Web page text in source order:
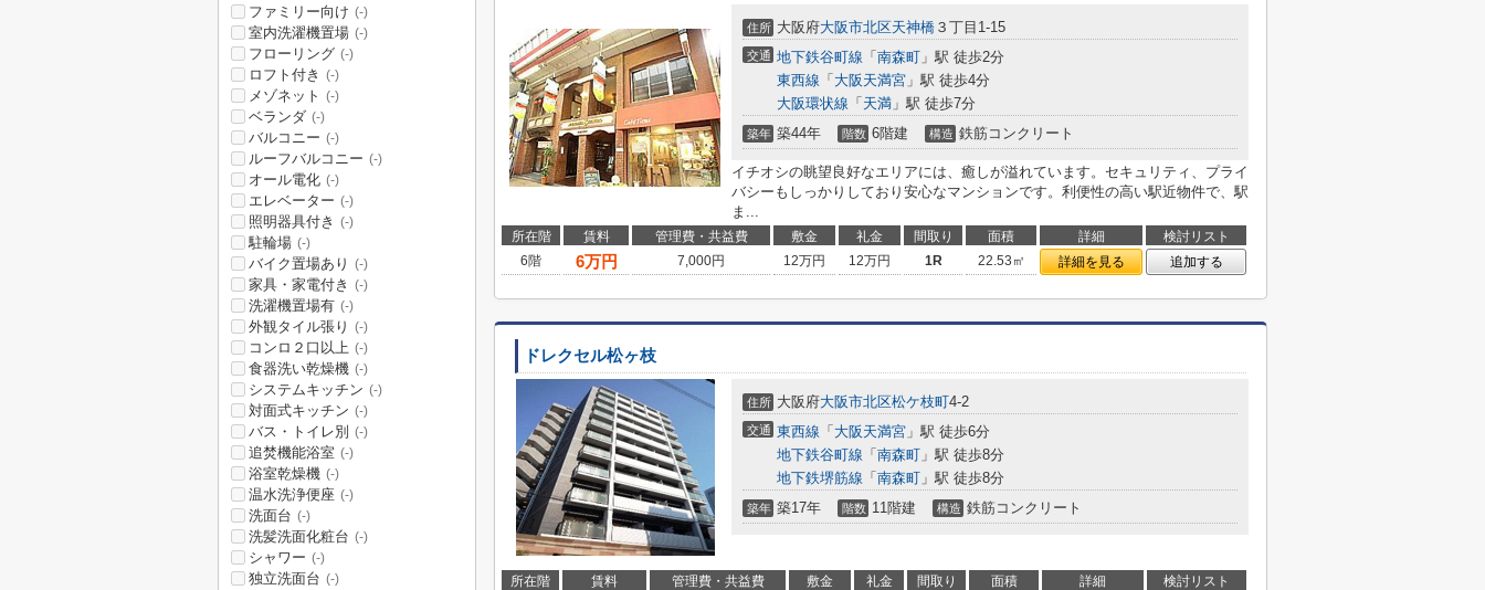
住所 大阪府大阪市北区天神橋 ３丁目1-15
交通 地下鉄谷町線 「 南森町 」駅 徒歩2分
東西線 「 大阪天満宮 」駅 徒歩4分
大阪環状線 「 天満 」駅 徒歩7分
築年 築44年 階数 6階建 構造 鉄筋コンクリート
イチオシの眺望良好なエリアには、癒しが溢れています。セキュリティ、プライ
バシーもしっかりしており安心なマンションです。利便性の高い駅近物件で、駅
ま...
所在階 賃料 管理費・共益費 敷金 礼金 間取り 面積 詳細
検討リスト
6階
6万円 7,000円 12万円 12万円 1R 22.53㎡ 詳細を見る 追加する
ドレクセル松ヶ枝
住所 大阪府大阪市北区松ケ枝町4-2
交通 東西線 「 大阪天満宮 」駅 徒歩6分
地下鉄谷町線 「 南森町 」駅 徒歩8分
地下鉄堺筋線 「 南森町 」駅 徒歩8分
築年 築17年 階数 11階建 構造 鉄筋コンクリート
所在階 賃料 管理費・共益費 敷金 礼金 間取り 面積 詳細
検討リスト
ファミリー向け (-)
室内洗濯機置場 (-)
フローリング (-)
ロフト付き (-)
メゾネット (-)
ベランダ (-)
バルコニー (-)
ルーフバルコニー (-)
オール電化 (-)
エレベーター (-)
照明器具付き (-)
駐輪場 (-)
バイク置場あり (-)
家具・家電付き (-)
洗濯機置場有 (-)
外観タイル張り (-)
コンロ２口以上 (-)
食器洗い乾燥機 (-)
システムキッチン (-)
対面式キッチン (-)
バス・トイレ別 (-)
追焚機能浴室 (-)
浴室乾燥機 (-)
温水洗浄便座 (-)
洗面台 (-)
洗髪洗面化粧台 (-)
シャワー (-)
独立洗面台 (-)